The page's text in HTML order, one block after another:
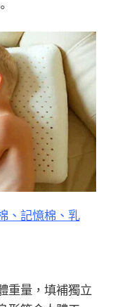
、記憶棉、乳
重量，填補獨立